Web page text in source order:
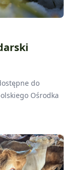
do
Ośrodka